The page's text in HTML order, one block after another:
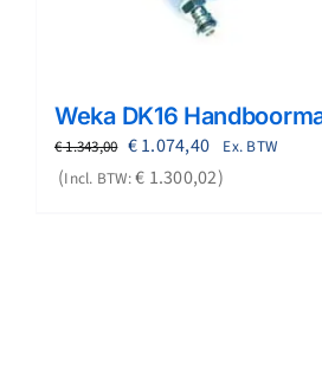
Weka DK16
€1.343,00 Oorspronkelijke
prijs
€1.074,40Huidige
prijs
Ex. BTW
Incl. BTW:€ 1.300,02